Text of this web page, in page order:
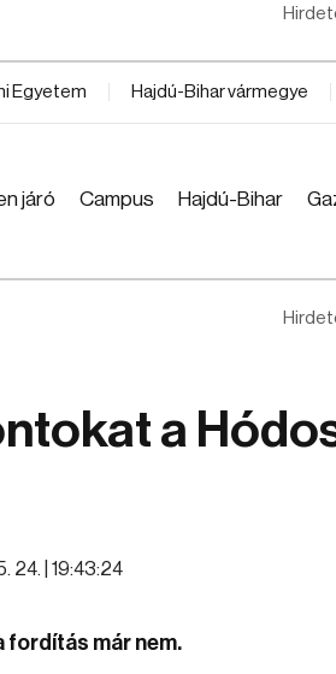
Egyetem Hajdú-Bihar vármegye
járó Campus Hajdú-Bihar
a
24. | 19:43:24
fordítás már nem.